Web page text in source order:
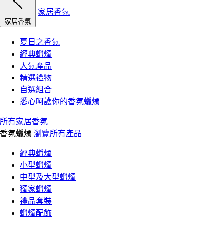
家居香氛
家居香氛
夏日之香氣
經典蠟燭
人氣產品
精選禮物
自選組合
悉心呵護你的香氛蠟燭
所有家居香氛
香氛蠟燭 瀏覽所有產品
經典蠟燭
小型蠟燭
中型及大型蠟燭
獨家蠟燭
禮品套裝
蠟燭配飾